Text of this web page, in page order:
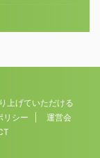
上げていただける
リシー
運営会